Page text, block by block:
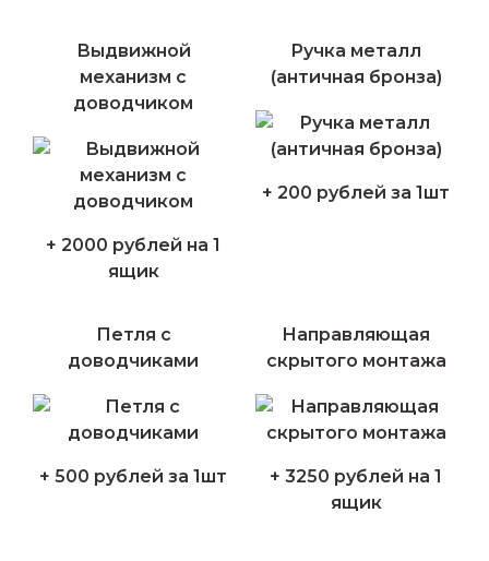
Выдвижной
механизм с
доводчиком
+ 2000 рублей на 1
ящик
Ручка металл
(античная бронза)
+ 200 рублей за 1шт
Петля с
доводчиками
+ 500 рублей за 1шт
Направляющая
скрытого монтажа
+ 3250 рублей на 1
ящик